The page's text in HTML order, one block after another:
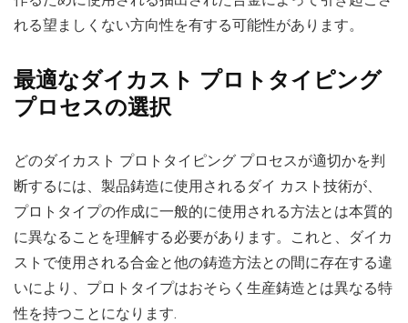
れる望ましくない方向性を有する可能性があります。
最適なダイカスト プロトタイピング
プロセスの選択
どのダイカスト プロトタイピング プロセスが適切かを判
断するには、製品鋳造に使用されるダイ カスト技術が、
プロトタイプの作成に一般的に使用される方法とは本質的
に異なることを理解する必要があります。これと、ダイカ
ストで使用される合金と他の鋳造方法との間に存在する違
いにより、プロトタイプはおそらく生産鋳造とは異なる特
性を持つことになります.